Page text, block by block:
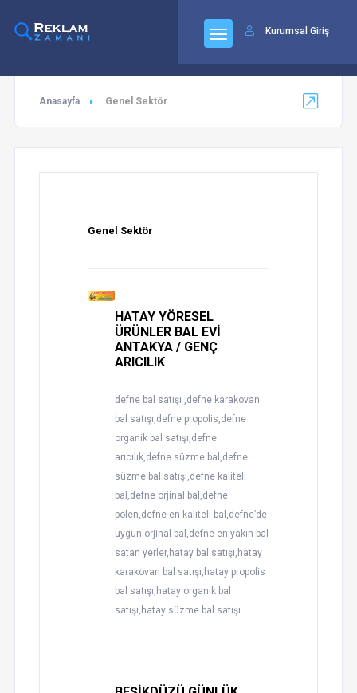
Kurumsal Giriş
Anasayfa Genel Sektör
Genel Sektör
HATAY YÖRESEL
ÜRÜNLER BAL EVİ
ANTAKYA / GENÇ
ARICILIK
defne bal satışı ,defne karakovan
bal satışı,defne propolis,defne
organik bal satışı,defne
arıcılık,defne süzme bal,defne
süzme bal satışı,defne kaliteli
bal,defne orjinal bal,defne
polen,defne en kaliteli bal,defne’de
uygun orjinal bal,defne en yakın bal
satan yerler,hatay bal satışı,hatay
karakovan bal satışı,hatay propolis
bal satışı,hatay organik bal
satışı,hatay süzme bal satışı